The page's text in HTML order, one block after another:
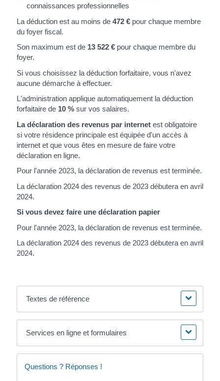
connaissances professionnelles
La déduction est au moins de 472 €pour chaque membre
du foyer fiscal.
Son maximum est de 13 522 €pour chaque membre du
foyer.
Si vous choisissez la déduction forfaitaire, vous n'avez
aucune démarche à effectuer.
L'administration applique automatiquement la déduction
forfaitaire de 10 %sur vos salaires.
La déclaration des revenus par internetest obligatoire
si votre résidence principale est équipée d'un accès à
internet et que vous êtes en mesure de faire votre
déclaration en ligne.
Pour l'année 2023, la déclaration de revenus est terminée.
La déclaration 2024 des revenus de 2023 débutera en avril
2024.
Si vous devez faire une déclaration papier
Pour l'année 2023, la déclaration de revenus est terminée.
La déclaration 2024 des revenus de 2023 débutera en avril
2024.
Textes de référence
Services en ligne et formulaires
Questions ? Réponses !